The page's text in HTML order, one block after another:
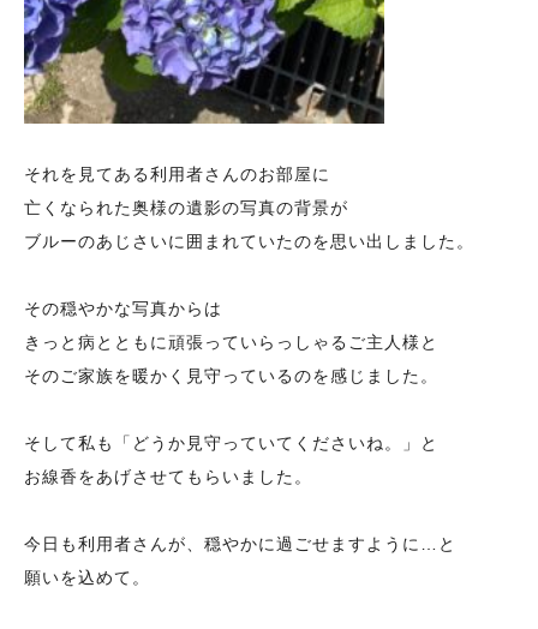
それを見てある利用者さんのお部屋に
亡くなられた奥様の遺影の写真の背景が
ブルーのあじさいに囲まれていたのを思い出しました。
その穏やかな写真からは
きっと病とともに頑張っていらっしゃるご主人様と
そのご家族を暖かく見守っているのを感じました。
そして私も「どうか見守っていてくださいね。」と
お線香をあげさせてもらいました。
今日も利用者さんが、穏やかに過ごせますように…と
願いを込めて。